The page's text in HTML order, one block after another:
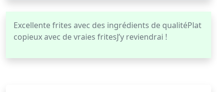
Excellente frites avec des ingrédients de qualitéPlat
copieux avec de vraies fritesJ’y reviendrai !